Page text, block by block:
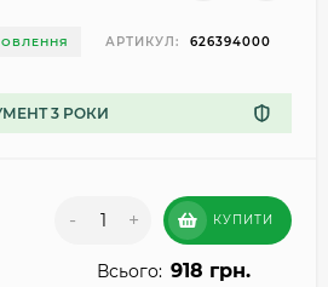
АРТИКУЛ: 626394000
3 РОКИ
- + КУПИТИ
Всього: 918 грн.